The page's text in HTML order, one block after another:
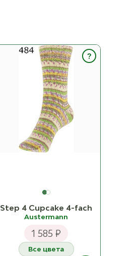
Step 4 Cupcake 4-fach
Austermann
?
1 585 ₽
Все цвета